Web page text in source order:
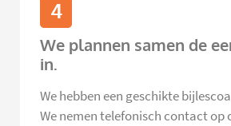
4
We plannen samen de
in.
We hebben een geschikte
We nemen telefonisch contact op